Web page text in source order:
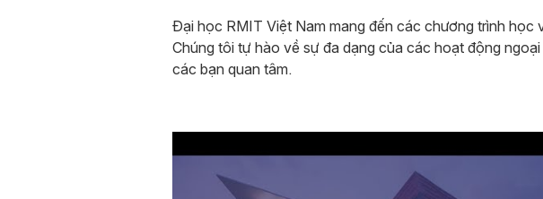
Đại học RMIT Việt Nam mang đến các chương trình
Chúng tôi tự hào về sự đa dạng của các hoạt động
các bạn quan tâm.